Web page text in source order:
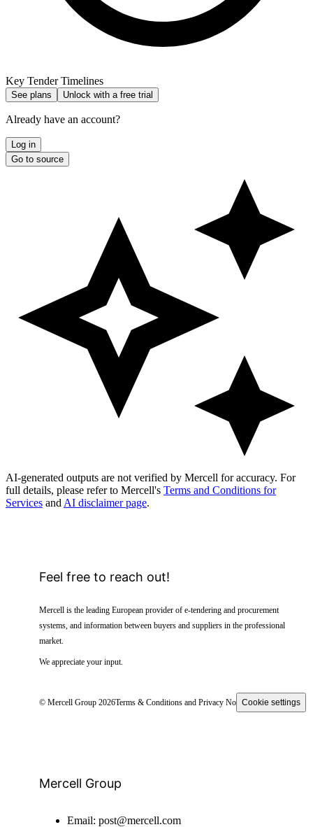
Key Tender Timelines
See plans Unlock with a free trial
Already have an account?
Log in
Go to source
AI-generated outputs are not verified by Mercell for accuracy. For
full details, please refer to Mercell's Terms and Conditions for
Services and AI disclaimer page.
Feel free to reach out!
Mercell is the leading European provider of e-tendering and procurement
systems, and information between buyers and suppliers in the professional
market.
We appreciate your input.
© Mercell Group 2026Terms & Conditions and Privacy NoticeCookie settings
Mercell Group
Email: post@mercell.com